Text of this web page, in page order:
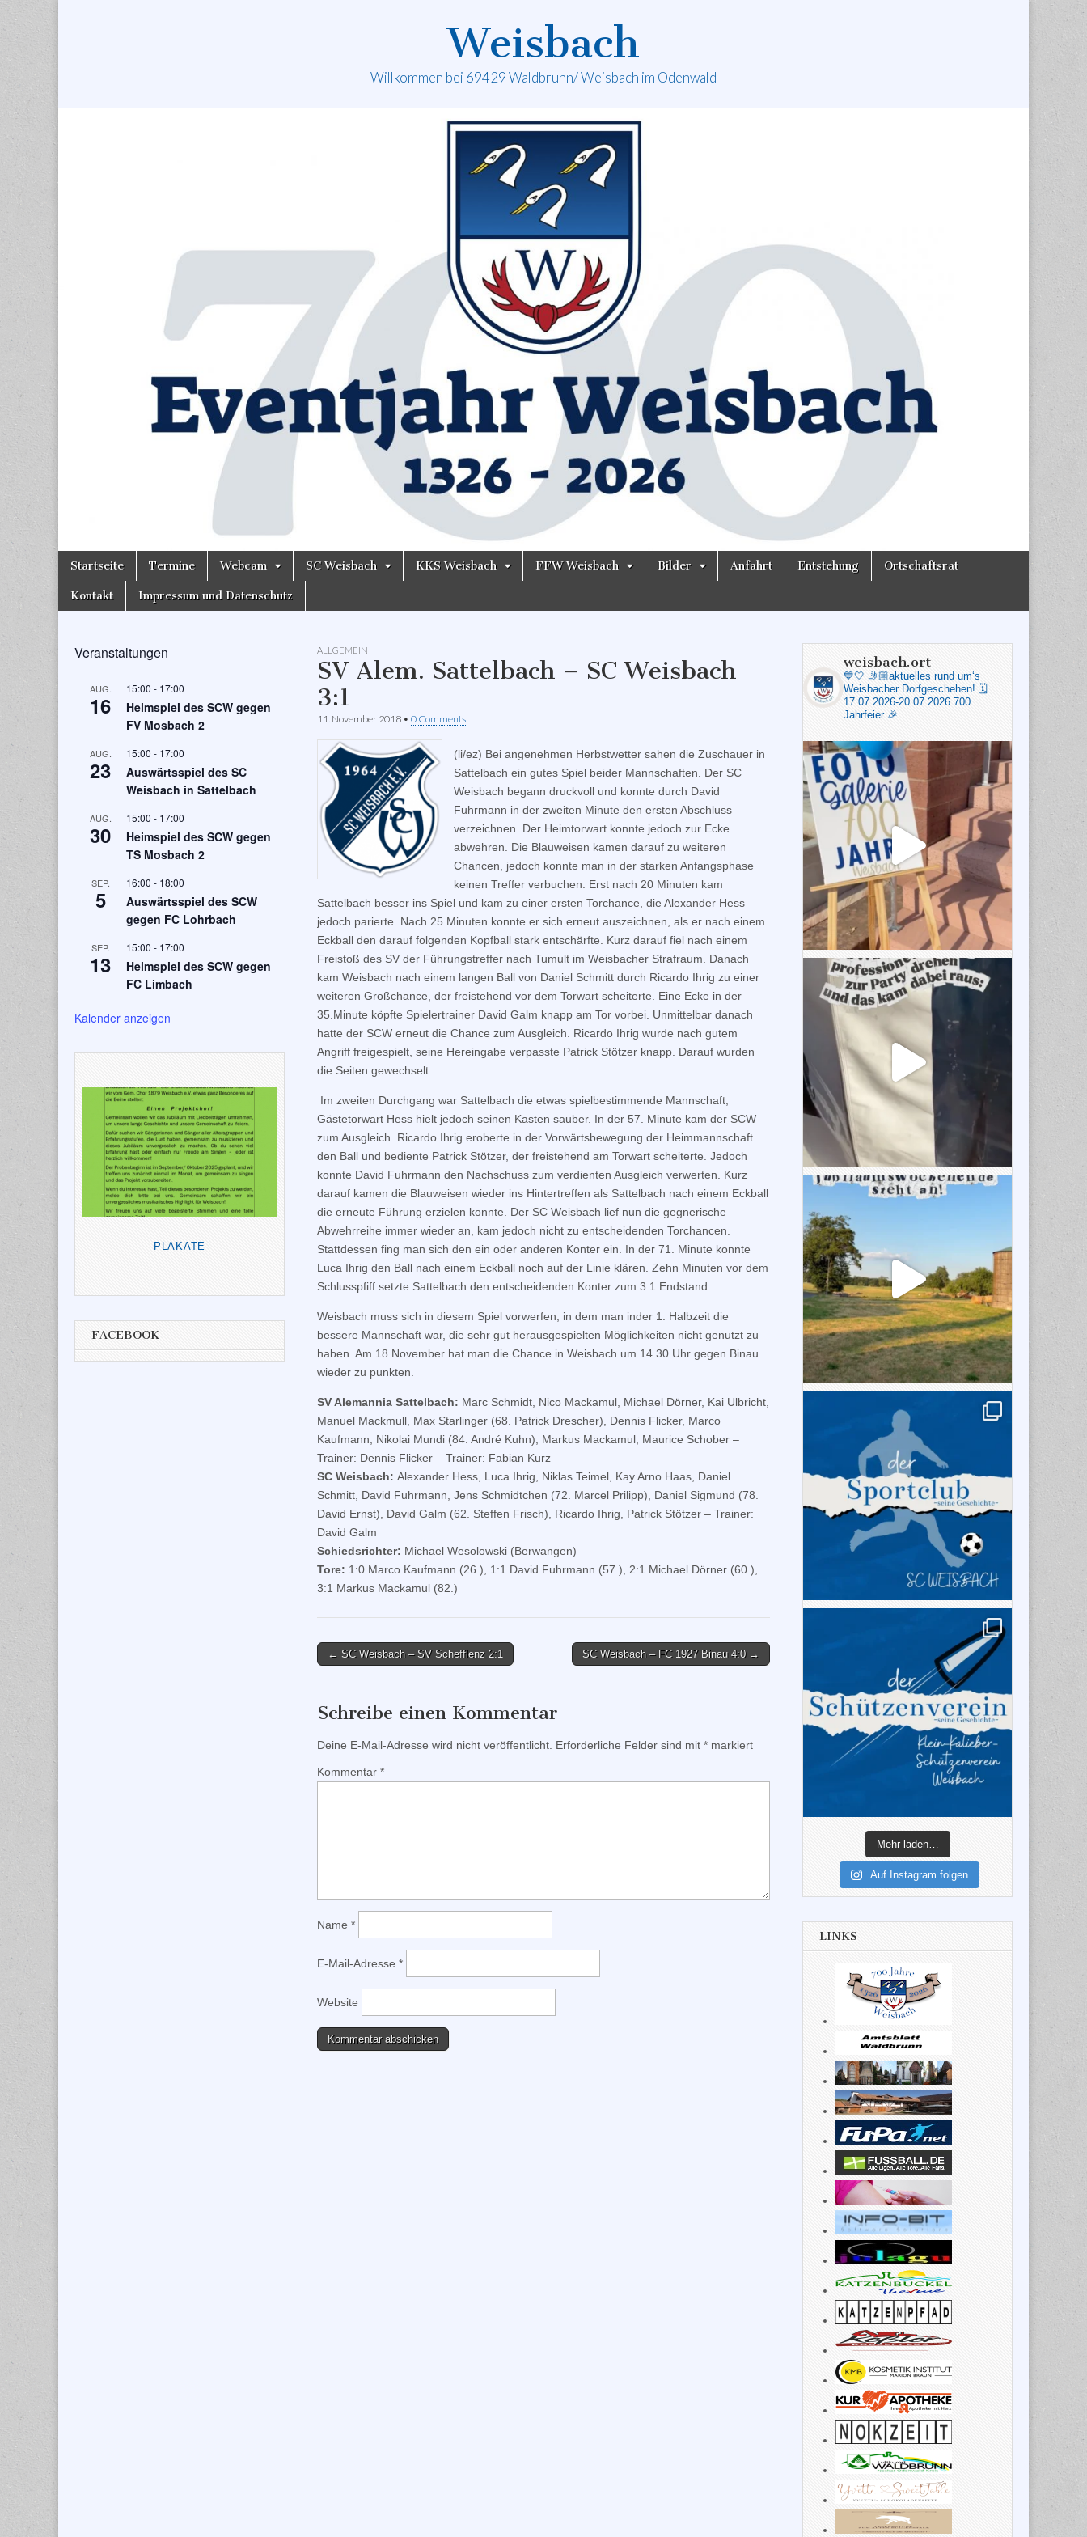
Weisbach
Willkommen bei 69429 Waldbrunn/ Weisbach im Odenwald
Main
Skip
content
Startseite Termine Webcam SC Weisbach KKS Weisbach FFW Weisbach Bilder Anfahrt Entstehung Ortschaftsrat
Kontakt Impressum und Datenschutz
ALLGEMEIN
SV Alem. Sattelbach – SC Weisbach
3:1
11. November 2018 • 0 Comments
(li/ez) Bei angenehmen Herbstwetter sahen die Zuschauer in
Sattelbach ein gutes Spiel beider Mannschaften. Der SC
Weisbach begann druckvoll und konnte durch David
Fuhrmann in der zweiten Minute den ersten Abschluss
verzeichnen. Der Heimtorwart konnte jedoch zur Ecke
abwehren. Die Blauweisen kamen darauf zu weiteren
Chancen, jedoch konnte man in der starken Anfangsphase
keinen Treffer verbuchen. Erst nach 20 Minuten kam
Sattelbach besser ins Spiel und kam zu einer ersten Torchance, die Alexander Hess
jedoch parierte. Nach 25 Minuten konnte er sich erneut auszeichnen, als er nach einem
Eckball den darauf folgenden Kopfball stark entschärfte. Kurz darauf fiel nach einem
Freistoß des SV der Führungstreffer nach Tumult im Weisbacher Strafraum. Danach
kam Weisbach nach einem langen Ball von Daniel Schmitt durch Ricardo Ihrig zu einer
weiteren Großchance, der freistehend vor dem Torwart scheiterte. Eine Ecke in der
35.Minute köpfte Spielertrainer David Galm knapp am Tor vorbei. Unmittelbar danach
hatte der SCW erneut die Chance zum Ausgleich. Ricardo Ihrig wurde nach gutem
Angriff freigespielt, seine Hereingabe verpasste Patrick Stötzer knapp. Darauf wurden
die Seiten gewechselt.
Im zweiten Durchgang war Sattelbach die etwas spielbestimmende Mannschaft,
Gästetorwart Hess hielt jedoch seinen Kasten sauber. In der 57. Minute kam der SCW
zum Ausgleich. Ricardo Ihrig eroberte in der Vorwärtsbewegung der Heimmannschaft
den Ball und bediente Patrick Stötzer, der freistehend am Torwart scheiterte. Jedoch
konnte David Fuhrmann den Nachschuss zum verdienten Ausgleich verwerten. Kurz
darauf kamen die Blauweisen wieder ins Hintertreffen als Sattelbach nach einem Eckball
die erneute Führung erzielen konnte. Der SC Weisbach lief nun die gegnerische
Abwehrreihe immer wieder an, kam jedoch nicht zu entscheidenden Torchancen.
Stattdessen fing man sich den ein oder anderen Konter ein. In der 71. Minute konnte
Luca Ihrig den Ball nach einem Eckball noch auf der Linie klären. Zehn Minuten vor dem
Schlusspfiff setzte Sattelbach den entscheidenden Konter zum 3:1 Endstand.
Weisbach muss sich in diesem Spiel vorwerfen, in dem man inder 1. Halbzeit die
bessere Mannschaft war, die sehr gut herausgespielten Möglichkeiten nicht genutzt zu
haben. Am 18 November hat man die Chance in Weisbach um 14.30 Uhr gegen Binau
wieder zu punkten.
SV Alemannia Sattelbach: Marc Schmidt, Nico Mackamul, Michael Dörner, Kai Ulbricht,
Manuel Mackmull, Max Starlinger (68. Patrick Drescher), Dennis Flicker, Marco
Kaufmann, Nikolai Mundi (84. André Kuhn), Markus Mackamul, Maurice Schober –
Trainer: Dennis Flicker – Trainer: Fabian Kurz
SC Weisbach: Alexander Hess, Luca Ihrig, Niklas Teimel, Kay Arno Haas, Daniel
Schmitt, David Fuhrmann, Jens Schmidtchen (72. Marcel Prilipp), Daniel Sigmund (78.
David Ernst), David Galm (62. Steffen Frisch), Ricardo Ihrig, Patrick Stötzer – Trainer:
David Galm
Schiedsrichter: Michael Wesolowski (Berwangen)
Tore: 1:0 Marco Kaufmann (26.), 1:1 David Fuhrmann (57.), 2:1 Michael Dörner (60.),
3:1 Markus Mackamul (82.)
Post
← SC Weisbach – SV Schefflenz 2:1 SC Weisbach – FC 1927 Binau 4:0 →
Schreibe einen Kommentar
Deine E-Mail-Adresse wird nicht veröffentlicht. Erforderliche Felder sind mit * markiert
Kommentar *
Name *
E-Mail-Adresse *
Website
Veranstaltungen
AUG.
16
15:00 - 17:00
Heimspiel des SCW gegen
FV Mosbach 2
AUG.
23
15:00 - 17:00
Auswärtsspiel des SC
Weisbach in Sattelbach
AUG.
30
15:00 - 17:00
Heimspiel des SCW gegen
TS Mosbach 2
SEP.
5
16:00 - 18:00
Auswärtsspiel des SCW
gegen FC Lohrbach
SEP.
13
15:00 - 17:00
Heimspiel des SCW gegen
FC Limbach
Kalender anzeigen
PLAKATE
FACEBOOK
weisbach.ort
💙🤍 🤳🏼aktuelles rund um‘s
Weisbacher Dorfgeschehen! 🗓️
17.07.2026-20.07.2026 700
Jahrfeier 🎉
Mehr laden…
Auf Instagram folgen
LINKS